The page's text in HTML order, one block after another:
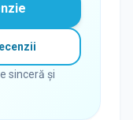
sinceră și